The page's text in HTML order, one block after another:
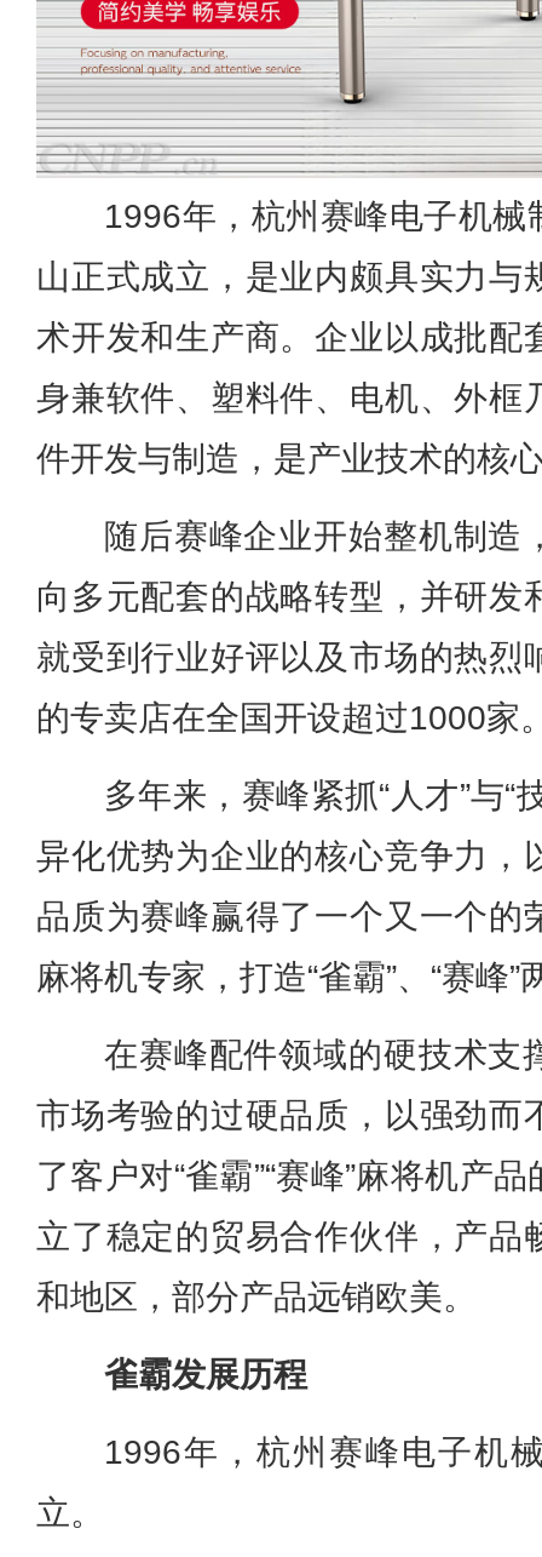
1996年，杭州赛峰电子机械
山正式成立，是业内颇具实力与
术开发和生产商。企业以成批配
身兼软件、塑料件、电机、外框
件开发与制造，是产业技术的核
随后赛峰企业开始整机制造
向多元配套的战略转型，并研发
就受到行业好评以及市场的热烈
的专卖店在全国开设超过1000家
多年来，赛峰紧抓“人才”与“
异化优势为企业的核心竞争力，
品质为赛峰赢得了一个又一个的
麻将机专家，打造“雀霸”、“赛峰”
在赛峰配件领域的硬技术支
市场考验的过硬品质，以强劲而
了客户对“雀霸”“赛峰”麻将机产
立了稳定的贸易合作伙伴，产品
和地区，部分产品远销欧美。
雀霸发展历程
1996年，杭州赛峰电子机
立。